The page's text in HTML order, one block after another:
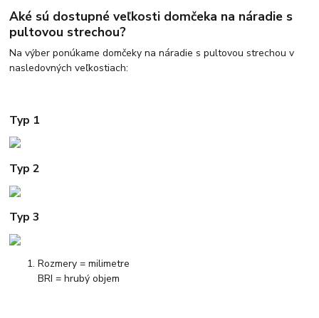
Aké sú dostupné veľkosti domčeka na náradie s
pultovou strechou?
Na výber ponúkame domčeky na náradie s pultovou strechou v
nasledovných veľkostiach:
Typ 1
Typ 2
Typ 3
Rozmery = milimetre
BRI = hrubý objem